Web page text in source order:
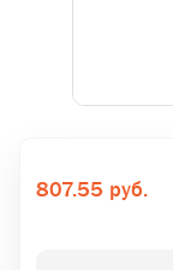
807.55 руб.